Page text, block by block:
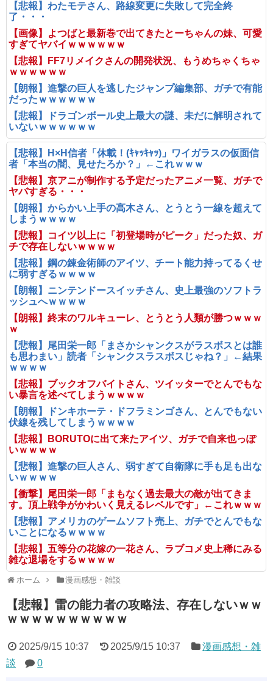
【悲報】わたモテさん、路線変更に失敗して完全終
了・・・
【画像】よつばと最新巻で出てきたとーちゃんの妹、可愛
すぎてヤバイｗｗｗｗｗｗ
【悲報】FF7リメイクさんの開発状況、もうめちゃくちゃ
ｗｗｗｗｗｗ
【朗報】進撃の巨人を逃したジャンプ編集部、ガチで有能
だったｗｗｗｗｗｗ
【悲報】ドラゴンボール史上最大の謎、未だに解明されて
いないｗｗｗｗｗｗ
【悲報】H×H信者「休載！(ｷｬｯｷｬｯ)」ワイガラスの仮面信
者「本当の闇、見せたろか？」←これｗｗｗ
【悲報】京アニが制作する予定だったアニメ一覧、ガチで
ヤバすぎる・・・
【朗報】からかい上手の高木さん、とうとう一線を超えて
しまうｗｗｗｗ
【悲報】コイツ以上に「初登場時がピーク」だった奴、ガ
チで存在しないｗｗｗｗ
【悲報】鋼の錬金術師のアイツ、チート能力持ってるくせ
に弱すぎるｗｗｗｗ
【朗報】ニンテンドースイッチさん、史上最強のソフトラ
ッシュへｗｗｗｗ
【朗報】終末のワルキューレ、とうとう人類が勝つｗｗｗ
ｗ
【悲報】尾田栄一郎「まさかシャンクスがラスボスとは誰
も思わまい」読者「シャンクスラスボスじゃね？」←結果
ｗｗｗｗ
【悲報】ブックオフバイトさん、ツイッターでとんでもな
い暴言を述べてしまうｗｗｗｗ
【朗報】ドンキホーテ・ドフラミンゴさん、とんでもない
伏線を残してしまうｗｗｗｗ
【悲報】BORUTOに出て来たアイツ、ガチで自来也っぽ
いｗｗｗｗ
【悲報】進撃の巨人さん、弱すぎて自衛隊に手も足も出な
いｗｗｗｗ
【衝撃】尾田栄一郎「まもなく過去最大の敵が出てきま
す。頂上戦争がかわいく見えるレベルです」←これｗｗｗ
【悲報】アメリカのゲームソフト売上、ガチでとんでもな
いことになるｗｗｗｗ
【悲報】五等分の花嫁の一花さん、ラブコメ史上稀にみる
雑な退場をするｗｗｗｗ
ホーム 漫画感想・雑談
【悲報】雷の能力者の攻略法、存在しないｗｗ
ｗｗｗｗｗｗｗｗｗｗ
2025/9/15 10:37 2025/9/15 10:37
漫画感想・雑
談
0